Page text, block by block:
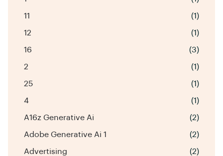
11 (1)
12 (1)
16 (3)
2 (1)
25 (1)
4 (1)
A16z Generative Ai (2)
Adobe Generative Ai 1 (2)
Advertising (2)